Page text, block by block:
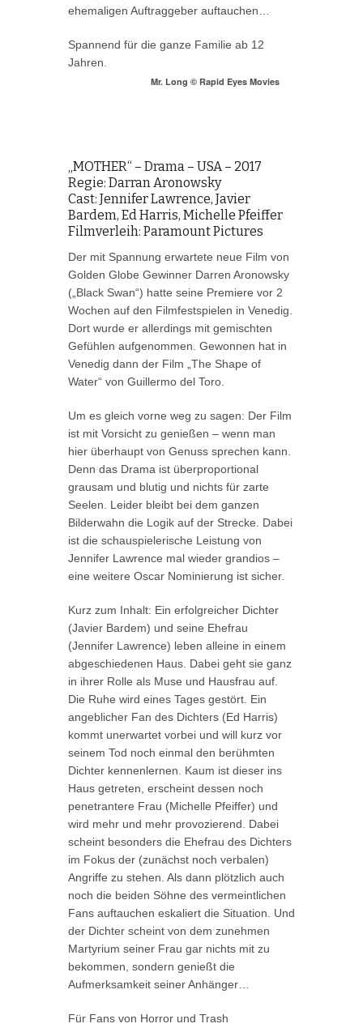
ehemaligen Auftraggeber auftauchen…
Spannend für die ganze Familie ab 12
Jahren.
Mr. Long © Rapid Eyes Movies
„MOTHER“ – Drama – USA – 2017
Regie: Darran Aronowsky
Cast: Jennifer Lawrence, Javier
Bardem, Ed Harris, Michelle Pfeiffer
Filmverleih: Paramount Pictures
Der mit Spannung erwartete neue Film von
Golden Globe Gewinner Darren Aronowsky
(„Black Swan“) hatte seine Premiere vor 2
Wochen auf den Filmfestspielen in Venedig.
Dort wurde er allerdings mit gemischten
Gefühlen aufgenommen. Gewonnen hat in
Venedig dann der Film „The Shape of
Water“ von Guillermo del Toro.
Um es gleich vorne weg zu sagen: Der Film
ist mit Vorsicht zu genießen – wenn man
hier überhaupt von Genuss sprechen kann.
Denn das Drama ist überproportional
grausam und blutig und nichts für zarte
Seelen. Leider bleibt bei dem ganzen
Bilderwahn die Logik auf der Strecke. Dabei
ist die schauspielerische Leistung von
Jennifer Lawrence mal wieder grandios –
eine weitere Oscar Nominierung ist sicher.
Kurz zum Inhalt: Ein erfolgreicher Dichter
(Javier Bardem) und seine Ehefrau
(Jennifer Lawrence) leben alleine in einem
abgeschiedenen Haus. Dabei geht sie ganz
in ihrer Rolle als Muse und Hausfrau auf.
Die Ruhe wird eines Tages gestört. Ein
angeblicher Fan des Dichters (Ed Harris)
kommt unerwartet vorbei und will kurz vor
seinem Tod noch einmal den berühmten
Dichter kennenlernen. Kaum ist dieser ins
Haus getreten, erscheint dessen noch
penetrantere Frau (Michelle Pfeiffer) und
wird mehr und mehr provozierend. Dabei
scheint besonders die Ehefrau des Dichters
im Fokus der (zunächst noch verbalen)
Angriffe zu stehen. Als dann plötzlich auch
noch die beiden Söhne des vermeintlichen
Fans auftauchen eskaliert die Situation. Und
der Dichter scheint von dem zunehmen
Martyrium seiner Frau gar nichts mit zu
bekommen, sondern genießt die
Aufmerksamkeit seiner Anhänger…
Für Fans von Horror und Trash